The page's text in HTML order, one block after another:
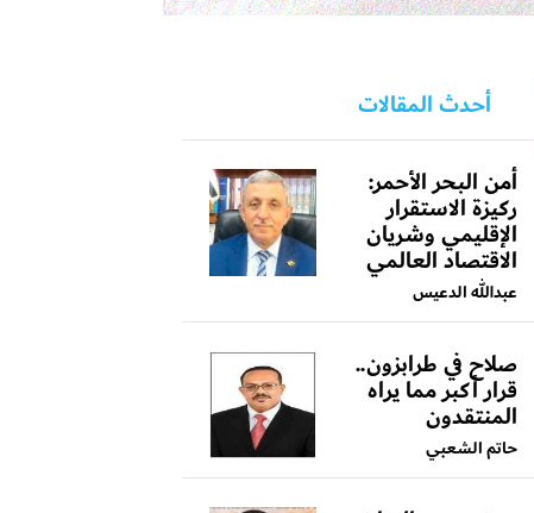
أحدث المقالات
أمن البحر الأحمر:
ركيزة الاستقرار
الإقليمي وشريان
الاقتصاد العالمي
عبدالله الدعيس
صلاح في طرابزون..
قرار أكبر مما يراه
المنتقدون
حاتم الشعبي